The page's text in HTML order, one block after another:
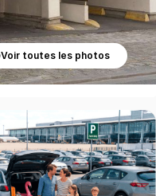
Voir toutes les photos